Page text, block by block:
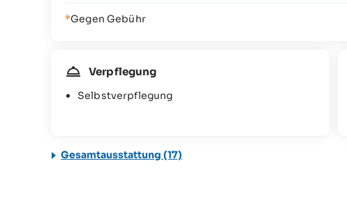
*Gegen Gebühr
Verpflegung
Selbstverpflegung
Gesamtausstattung (17)